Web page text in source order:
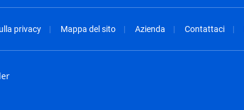
privacy Mappa del sito Azienda Contattaci